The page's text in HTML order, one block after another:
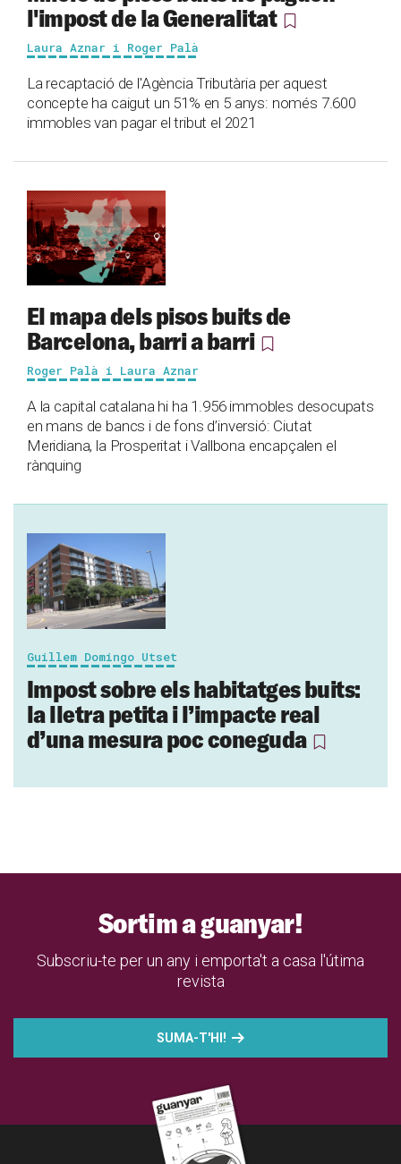
l'impost de la Generalitat
Laura Aznar i Roger Palà
La recaptació de l'Agència Tributària per aquest
concepte ha caigut un 51% en 5 anys: només 7.600
immobles van pagar el tribut el 2021
El mapa dels pisos buits de
Barcelona, barri a barri
Roger Palà i Laura Aznar
A la capital catalana hi ha 1.956 immobles desocupats
en mans de bancs i de fons d’inversió: Ciutat
Meridiana, la Prosperitat i Vallbona encapçalen el
rànquing
Guillem Domingo Utset
Impost sobre els habitatges buits:
la lletra petita i l’impacte real
d’una mesura poc coneguda
Sortim a guanyar!
Subscriu-te per un any i emporta't a casa l'útima
revista
SUMA-T'HI!